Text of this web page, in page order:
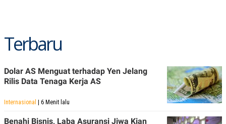
Terbaru
Dolar AS Menguat terhadap Yen Jelang
Rilis Data Tenaga Kerja AS
Internasional | 6 Menit lalu
Benahi Bisnis, Laba Asuransi Jiwa Kian